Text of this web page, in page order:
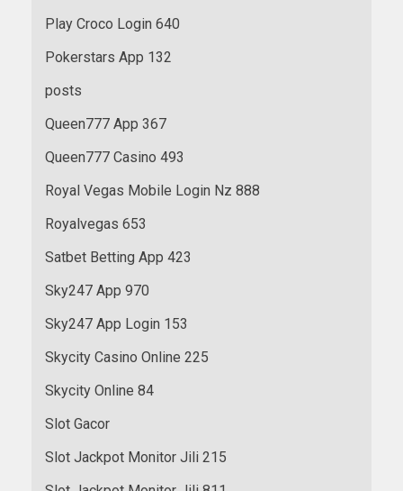
Play Croco Login 640
Pokerstars App 132
posts
Queen777 App 367
Queen777 Casino 493
Royal Vegas Mobile Login Nz 888
Royalvegas 653
Satbet Betting App 423
Sky247 App 970
Sky247 App Login 153
Skycity Casino Online 225
Skycity Online 84
Slot Gacor
Slot Jackpot Monitor Jili 215